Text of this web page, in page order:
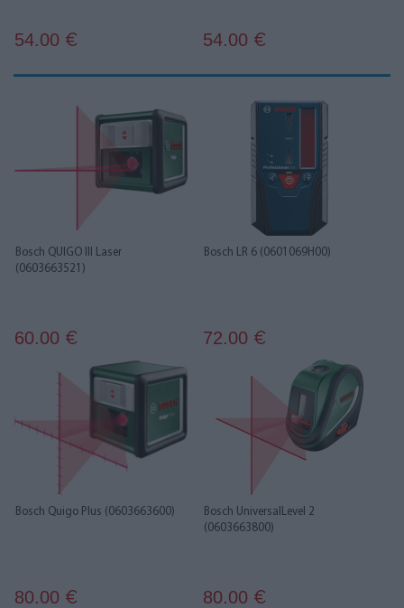
54.00 € 54.00 €
Bosch QUIGO III Laser
(0603663521)
60.00 €
Bosch LR 6 (0601069H00)
72.00 €
Bosch Quigo Plus (0603663600)
80.00 €
Bosch UniversalLevel 2
(0603663800)
80.00 €